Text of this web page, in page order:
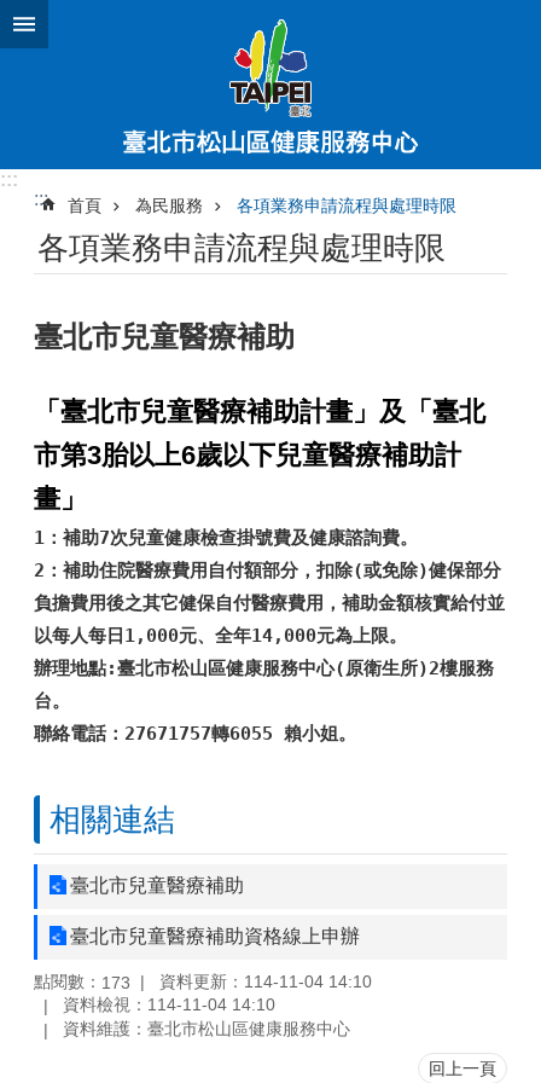
跳到主要內容區塊
:::
:::
首頁 為民服務 各項業務申請流程與處理時限
各項業務申請流程與處理時限
臺北市兒童醫療補助
「臺北市兒童醫療補助計畫」及「臺北
市第3胎以上6歲以下兒童醫療補助計
畫」
1：補助7次兒童健康檢查掛號費及健康諮詢費。
2：補助住院醫療費用自付額部分，扣除(或免除)健保部分
負擔費用後之其它健保自付醫療費用，補助金額核實給付並
以每人每日1,000元、全年14,000元為上限。
辦理地點:臺北市松山區健康服務中心(原衛生所)2樓服務
台。
聯絡電話： 27671757轉6055 賴小姐。
相關連結
臺北市兒童醫療補助
臺北市兒童醫療補助資格線上申辦
點閱數： 173
資料更新：114-11-04 14:10
資料檢視：114-11-04 14:10
資料維護：臺北市松山區健康服務中心
回上一頁